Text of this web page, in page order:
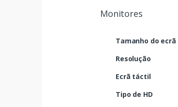
Monitores
Tamanho do
Resolução
Ecrã táctil
Tipo de HD